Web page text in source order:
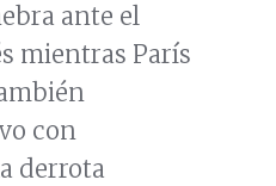
ante el
mientras París
con
derrota